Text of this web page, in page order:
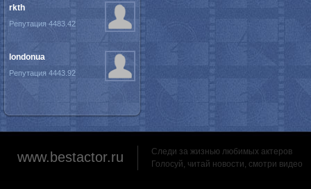
rkth
Репутация 4483.42
londonua
Репутация 4443.92
www.bestactor.ru
Следи за жизнью любимых актеров
Голосуй, читай новости, смотри видео